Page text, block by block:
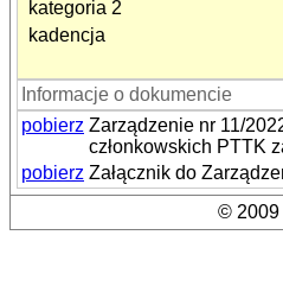
kategoria 2
kadencja
Informacje o dokumencie
pobierz Zarządzenie nr 11/
członkowskich PTTK
pobierz Załącznik do
© 2009